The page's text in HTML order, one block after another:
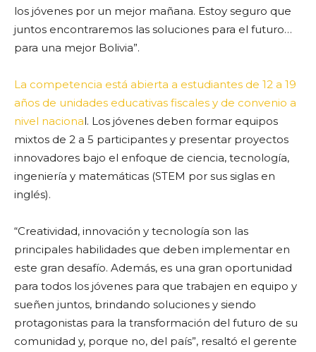
los jóvenes por un mejor mañana. Estoy seguro que
juntos encontraremos las soluciones para el futuro…
para una mejor Bolivia”.
La competencia está abierta a estudiantes de 12 a 19
años de unidades educativas fiscales y de convenio a
nivel nacional. Los jóvenes deben formar equipos
mixtos de 2 a 5 participantes y presentar proyectos
innovadores bajo el enfoque de ciencia, tecnología,
ingeniería y matemáticas (STEM por sus siglas en
inglés).
“Creatividad, innovación y tecnología son las
principales habilidades que deben implementar en
este gran desafío. Además, es una gran oportunidad
para todos los jóvenes para que trabajen en equipo y
sueñen juntos, brindando soluciones y siendo
protagonistas para la transformación del futuro de su
comunidad y, porque no, del país”, resaltó el gerente